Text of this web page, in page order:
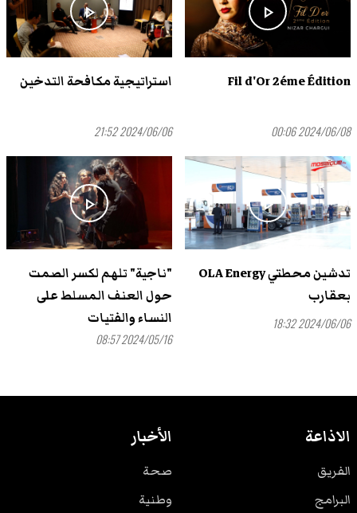
play_arrow
Fil d'Or 2éme Édition
2024/06/08 00:06
play_arrow
استراتيجية مكافحة التدخين
2024/06/06 21:52
play_arrow
تدشين محطتي OLA Energy
بعقارب
2024/06/06 18:32
play_arrow
"ناجية" تلهم لكسر الصمت
حول العنف المسلط على
النساء والفتيات
2024/05/16 08:57
الاذاعة
الفريق
البرامج
الأخبار
صحة
وطنية